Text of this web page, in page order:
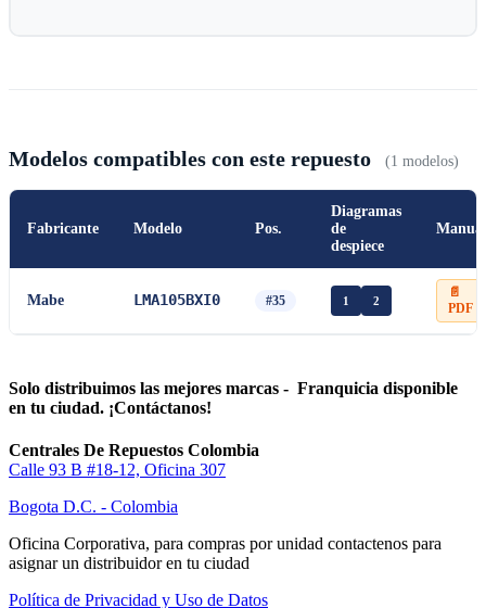
Modelos compatibles con este repuesto (1 modelos)
Fabricante Modelo Pos.
Diagramas
de
despiece
Manual
Mabe LMA105BXI0 #35 1 2
📄
PDF
Solo distribuimos las mejores marcas - Franquicia disponible
en tu ciudad. ¡Contáctanos!
Centrales De Repuestos Colombia
Calle 93 B #18-12, Oficina 307
Bogota D.C. - Colombia
Oficina Corporativa, para compras por unidad contactenos para
asignar un distribuidor en tu ciudad
Política de Privacidad y Uso de Datos